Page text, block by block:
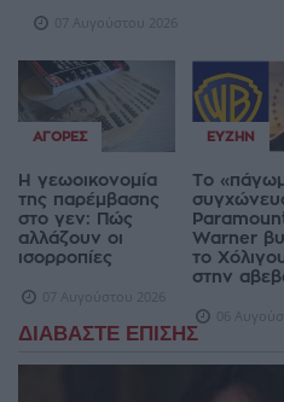
07 Αυγούστου 2026
ΑΓΟΡΈΣ
Η γεωοικονομία
της παρέμβασης
στο γεν: Πώς
αλλάζουν οι
ισορροπίες
07 Αυγούστου 2026
ΕΥΖΗΝ
Το
Warner
το
στην
06